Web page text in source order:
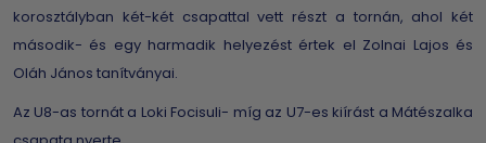
korosztályban két-két csapattal vett részt a tornán, ahol két
második- és egy harmadik helyezést értek el Zolnai Lajos és
Oláh János tanítványai.
Az U8-as tornát a Loki Focisuli- míg az U7-es kiírást a Mátészalka